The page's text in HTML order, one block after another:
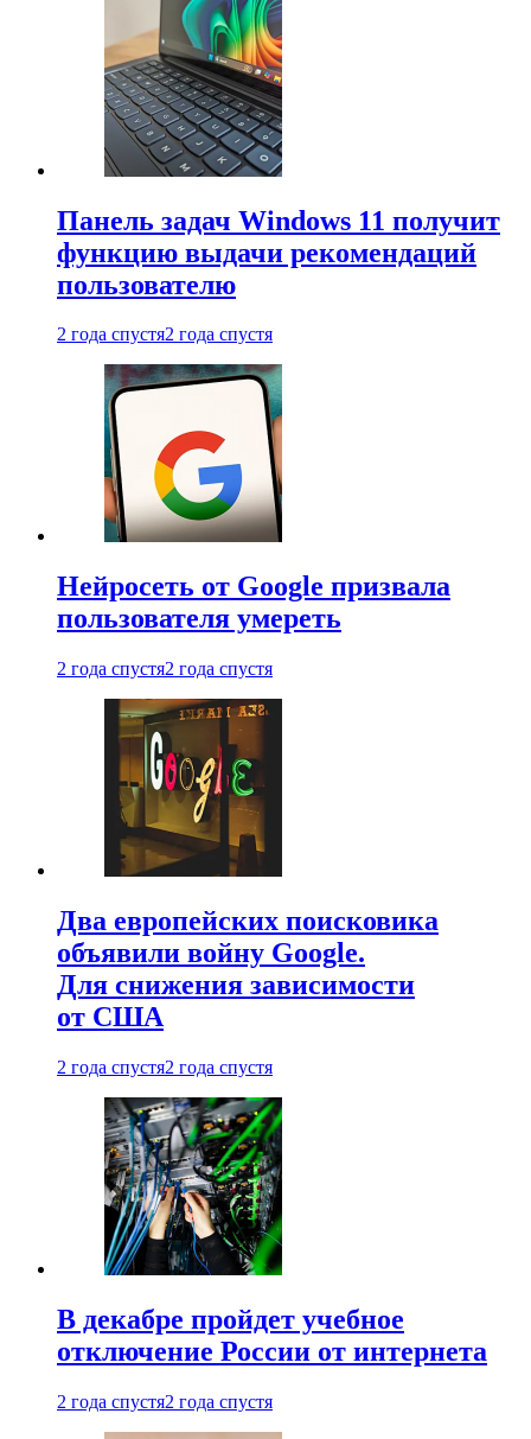
Панель задач Windows 11 получит
функцию выдачи рекомендаций
пользователю
2 года спустя2 года спустя
Нейросеть от Google призвала
пользователя умереть
2 года спустя2 года спустя
Два европейских поисковика
объявили войну Google.
Для снижения зависимости
от США
2 года спустя2 года спустя
В декабре пройдет учебное
отключение России от интернета
2 года спустя2 года спустя